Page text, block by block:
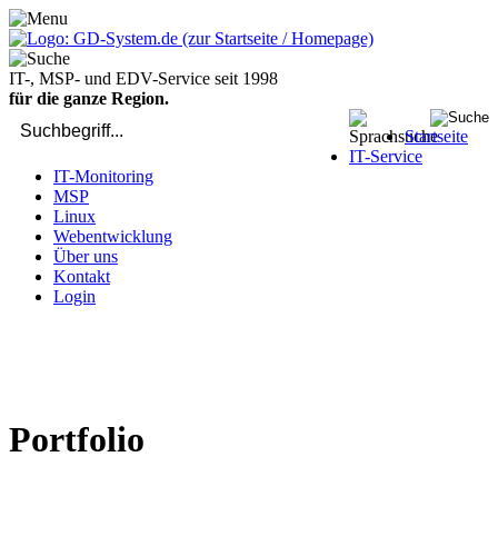
IT-, MSP- und EDV-Service seit 1998
für die ganze Region.
Startseite
IT-Service
IT-Monitoring
MSP
Linux
Webentwicklung
Über uns
Kontakt
Login
Portfolio